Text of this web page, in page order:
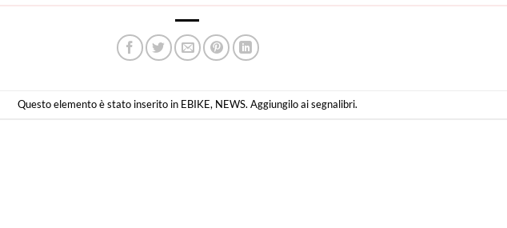
Questo elemento è stato inserito in EBIKE, NEWS. Aggiungilo aisegnalibri.